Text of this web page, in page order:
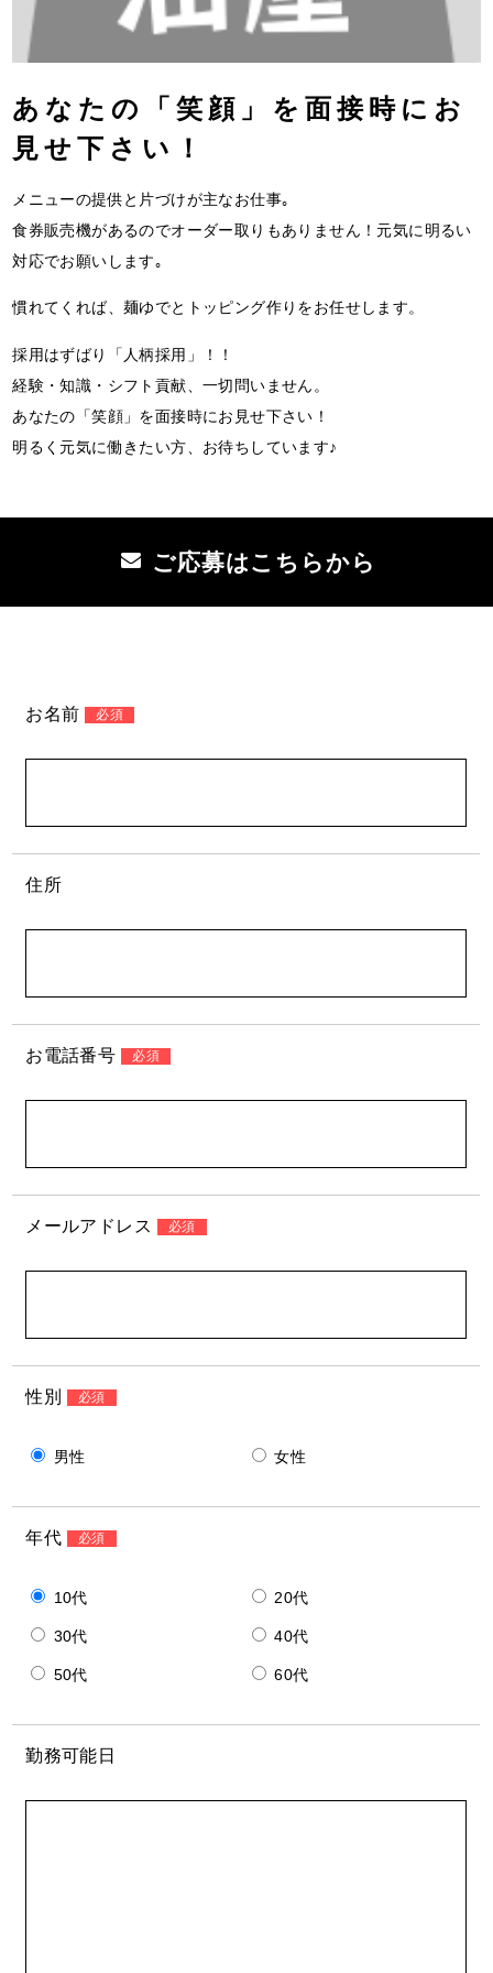
あなたの「笑顔」を面接時にお
見せ下さい！
メニューの提供と片づけが主なお仕事｡
食券販売機があるのでオーダー取りもありません！元気に明るい
対応でお願いします｡
慣れてくれば、麺ゆでとトッピング作りをお任せします。
採用はずばり「人柄採用」！！
経験・知識・シフト貢献、一切問いません。
あなたの「笑顔」を面接時にお見せ下さい！
明るく元気に働きたい方、お待ちしています♪
ご応募はこちらから
フ
ィ
ド
は
し
て
さ
い。
お名前 必須
住所
お電話番号 必須
メールアドレス 必須
性別 必須
男性 女性
年代 必須
10代 20代
30代 40代
50代 60代
勤務可能日